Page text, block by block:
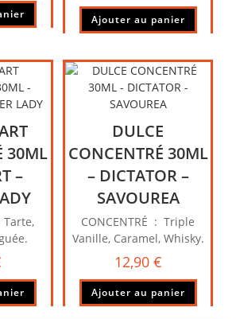
Ajouter au panier
30ML
–
Tarte,
DULCE
CONCENTRÉ 30ML
– DICTATOR –
SAVOUREA
CONCENTRÉ : Triple
Vanille, Caramel, Whisky.
12,90 €
Ajouter au panier